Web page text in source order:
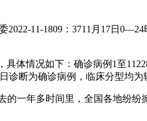
2022-11-1809：3711月17日
体情况如下：确诊病例1至
诊断为确诊病例，临床分型均为
的一年多时间里，全国各地纷